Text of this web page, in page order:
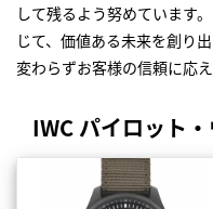
して残るよう努めています
じて、価値ある未来を創り
変わらずお客様の信頼に応え
IWC パイロット